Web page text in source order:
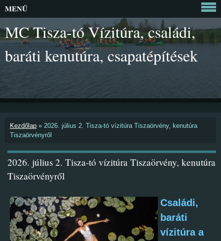
MC Tisza-tó Vízitúra, családi,
baráti kenutúra, csapatépítések
Kezdőlap » 2026. július 2. Tisza-tó vízitúra Tiszaörvény, kenutúra
Tiszaörvényről
2026. július 2. Tisza-tó vízitúra Tiszaörvény, kenutúra
Tiszaörvényről
Családi,
baráti
vízitúra a
MENÜ